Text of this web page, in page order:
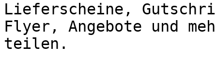
Lieferscheine,
Flyer, Angebote und
teilen.